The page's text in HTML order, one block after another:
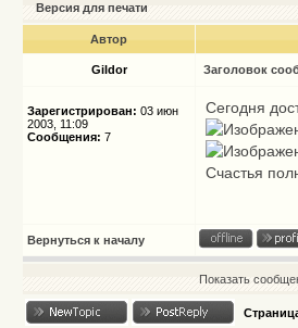
Версия для печати
Автор
Gildor Заголовок
Зарегистрирован: 03 июн
2003, 11:09
Сообщения: 7
Сегодня
Счастья
Вернуться к началу
Показать